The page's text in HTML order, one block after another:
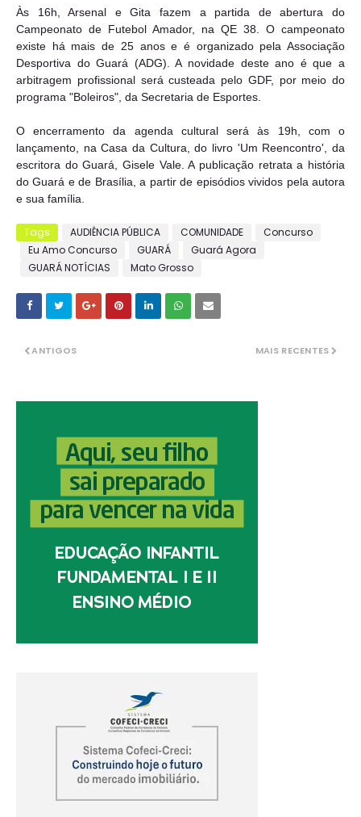
Às 16h, Arsenal e Gita fazem a partida de abertura do
Campeonato de Futebol Amador, na QE 38. O campeonato
existe há mais de 25 anos e é organizado pela Associação
Desportiva do Guará (ADG). A novidade deste ano é que a
arbitragem profissional será custeada pelo GDF, por meio do
programa "Boleiros", da Secretaria de Esportes.
O encerramento da agenda cultural será às 19h, com o
lançamento, na Casa da Cultura, do livro 'Um Reencontro', da
escritora do Guará, Gisele Vale. A publicação retrata a história
do Guará e de Brasília, a partir de episódios vividos pela autora
e sua família.
Tags AUDIÊNCIA PÚBLICA COMUNIDADE
Concurso
Eu Amo Concurso
GUARÁ
Guará Agora
GUARÁ NOTÍCIAS
Mato Grosso
MAIS RECENTES
ANTIGOS